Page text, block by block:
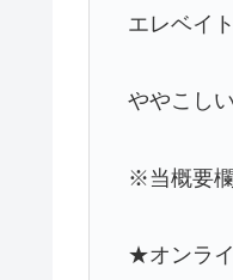
エレベイ
ややこし
※当概要
★オンライ